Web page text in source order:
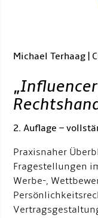
Michael Terhaag |
„
2. Auflage –
Praxisnaher
Fragestellungen
Werbe-,